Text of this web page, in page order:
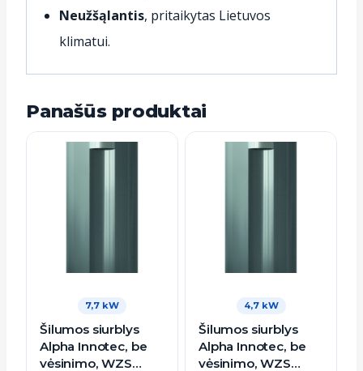
Neužšąlantis, pritaikytas Lietuvos
klimatui.
Panašūs produktai
7,7 kW
Šilumos siurblys
Alpha Innotec, be
vėsinimo, WZS
4,7 kW
Šilumos siurblys
Alpha Innotec, be
vėsinimo, WZS